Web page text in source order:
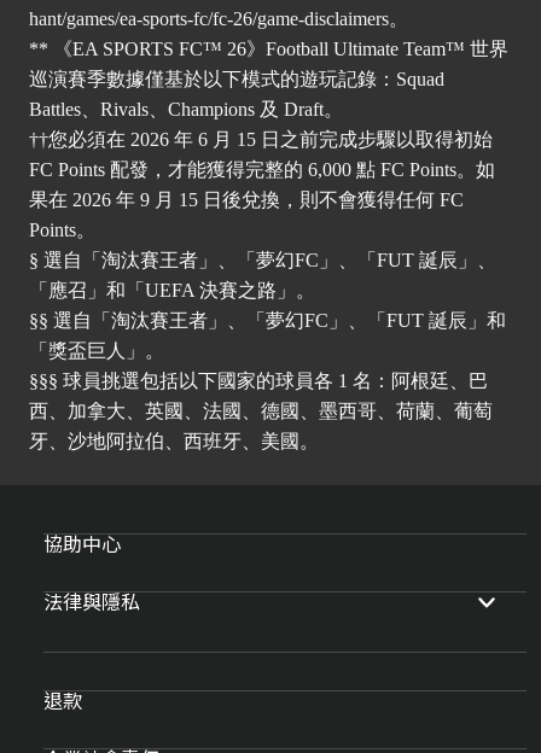
hant/games/ea-sports-fc/fc-26/game-disclaimers。
** 《EA SPORTS FC™ 26》Football Ultimate Team™ 世界
巡演賽季數據僅基於以下模式的遊玩記錄：Squad
Battles、Rivals、Champions 及 Draft。
††您必須在 2026 年 6 月 15 日之前完成步驟以取得初始
FC Points 配發，才能獲得完整的 6,000 點 FC Points。如
果在 2026 年 9 月 15 日後兌換，則不會獲得任何 FC
Points。
§ 選自「淘汰賽王者」、「夢幻FC」、「FUT 誕辰」、
「應召」和「UEFA 決賽之路」。
§§ 選自「淘汰賽王者」、「夢幻FC」、「FUT 誕辰」和
「獎盃巨人」。
§§§ 球員挑選包括以下國家的球員各 1 名：阿根廷、巴
西、加拿大、英國、法國、德國、墨西哥、荷蘭、葡萄
牙、沙地阿拉伯、西班牙、美國。
協助中心
法律與隱私
退款